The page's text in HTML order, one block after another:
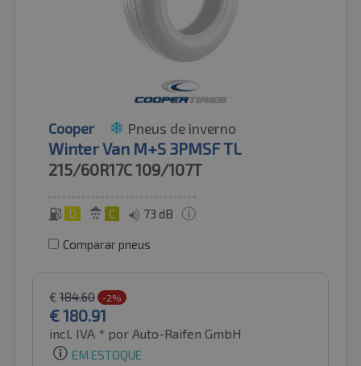
Cooper Pneus de inverno
Winter Van M+S 3PMSF TL
215/60R17C109/107T
D C 73 dB
Comparar pneus
€ 184.60 -2%
€180.91
incl. IVA * por Auto-Raifen GmbH
EM ESTOQUE